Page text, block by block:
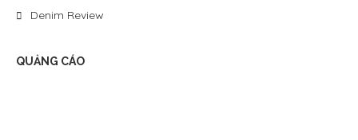
Denim Review
QUẢNG CÁO